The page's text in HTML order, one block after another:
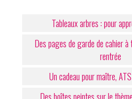
Tableaux arbres : pour
Des pages de garde de cahier
rentrée
Un cadeau pour maître,
Des boîtes peintes sur le